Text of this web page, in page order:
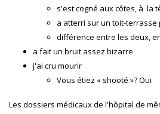
s'est cogné aux côtes, à la
a atterri sur un toit-terrasse
différence entre les deux,
a fait un bruit assez bizarre
j'ai cru mourir
Vous étiez « shooté »? Oui
Les dossiers médicaux de l'hôpital de